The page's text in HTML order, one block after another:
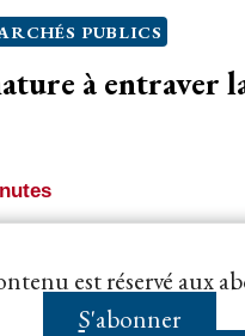
PUBLICS
à entraver
obtenir du juge
a porté atteinte...
est réservé aux
S'abonner